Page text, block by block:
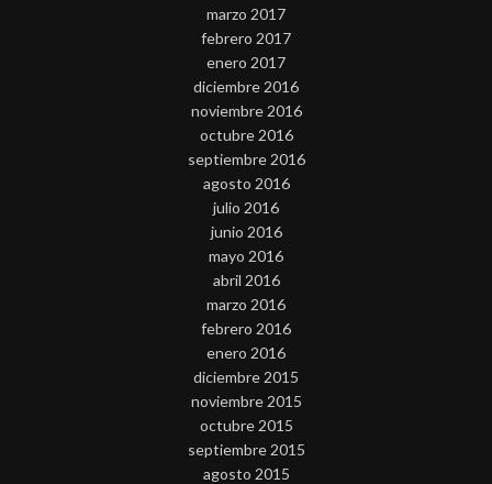
marzo 2017
febrero 2017
enero 2017
diciembre 2016
noviembre 2016
octubre 2016
septiembre 2016
agosto 2016
julio 2016
junio 2016
mayo 2016
abril 2016
marzo 2016
febrero 2016
enero 2016
diciembre 2015
noviembre 2015
octubre 2015
septiembre 2015
agosto 2015